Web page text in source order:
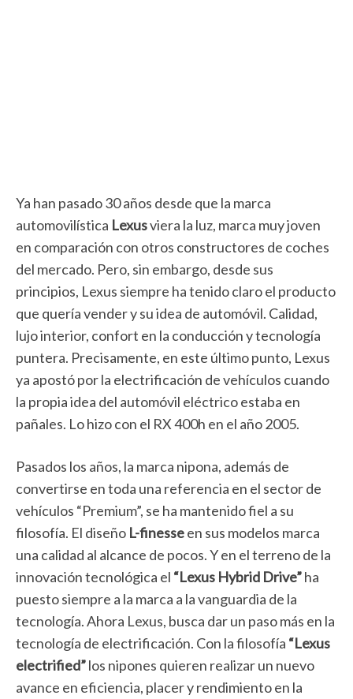
Ya han pasado 30 años desde que la marca
automovilística Lexusviera la luz, marca muy joven
en comparación con otros constructores de coches
del mercado. Pero, sin embargo, desde sus
principios, Lexus siempre ha tenido claro el producto
que quería vender y su idea de automóvil. Calidad,
lujo interior, confort en la conducción y tecnología
puntera. Precisamente, en este último punto, Lexus
ya apostó por la electrificación de vehículos cuando
la propia idea del automóvil eléctrico estaba en
pañales. Lo hizo con el RX 400h en el año 2005.
Pasados los años, la marca nipona, además de
convertirse en toda una referencia en el sector de
vehículos “Premium”, se ha mantenido fiel a su
filosofía. El diseño L-finesseen sus modelos marca
una calidad al alcance de pocos. Y en el terreno de la
innovación tecnológica el “Lexus Hybrid Drive”ha
puesto siempre a la marca a la vanguardia de la
tecnología. Ahora Lexus, busca dar un paso más en la
tecnología de electrificación. Con la filosofía “Lexus
electrified”los nipones quieren realizar un nuevo
avance en eficiencia, placer y rendimiento en la